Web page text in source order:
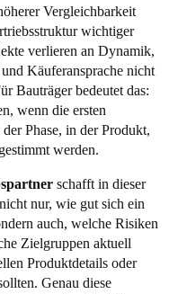
Vergleichbarkeit
wichtiger
verlieren an Dynamik,
Käuferansprache nicht
Bauträger bedeutet das:
wenn die ersten
Phase, in der Produkt,
werden.
schafft in dieser
nur, wie gut sich ein
auch, welche Risiken
Zielgruppen aktuell
Produktdetails oder
Genau diese